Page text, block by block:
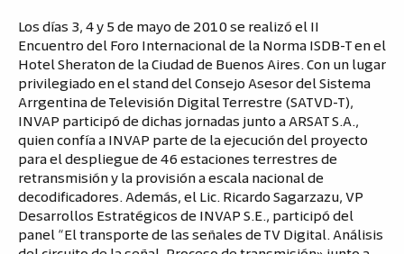
Los días 3, 4 y 5 de mayo de 2010 se realizó el II
Encuentro del Foro Internacional de la Norma ISDB-T en el
Hotel Sheraton de la Ciudad de Buenos Aires. Con un lugar
privilegiado en el stand del Consejo Asesor del Sistema
Arrgentina de Televisión Digital Terrestre (SATVD-T),
INVAP participó de dichas jornadas junto a ARSAT S.A.,
quien confía a INVAP parte de la ejecución del proyecto
para el despliegue de 46 estaciones terrestres de
retransmisión y la provisión a escala nacional de
decodificadores. Además, el Lic. Ricardo Sagarzazu, VP
Desarrollos Estratégicos de INVAP S.E., participó del
panel “El transporte de las señales de TV Digital. Análisis